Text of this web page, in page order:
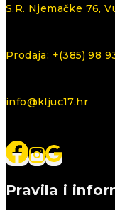
S.R. Njemačke 76,
Prodaja: +(385) 98
info@kljuc17.hr
Pravila i